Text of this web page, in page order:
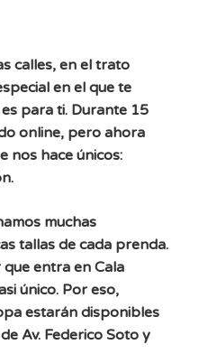
calles, en el trato
en el que te
para ti. Durante 15
online, pero ahora
nos hace únicos:
muchas
tallas de cada prenda.
entra en Cala
único. Por eso,
estarán disponibles
Av. Federico Soto y